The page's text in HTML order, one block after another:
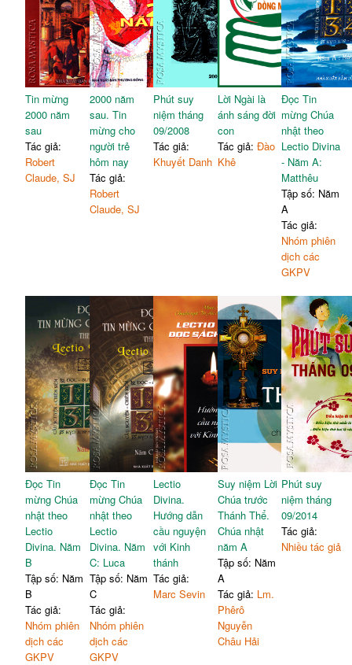
Tin mừng
2000 năm
sau
Tác giả:
Robert
Claude, SJ
2000 năm
sau. Tin
mừng cho
người trẻ
hôm nay
Tác giả:
Robert
Claude, SJ
Phút suy
niệm tháng
09/2008
Tác giả:
Khuyết Danh
Lời Ngài là
ánh sáng đời
con
Tác giả: Đào
Khê
Đọc Tin
mừng Chúa
nhật theo
Lectio Divina
- Năm A:
Matthêu
Tập số: Năm
A
Tác giả:
Nhóm phiên
dịch các
GKPV
Đọc Tin
mừng Chúa
nhật theo
Lectio
Divina. Năm
B
Tập số: Năm
B
Tác giả:
Nhóm phiên
dịch các
GKPV
Đọc Tin
mừng Chúa
nhật theo
Lectio
Divina. Năm
C: Luca
Tập số: Năm
C
Tác giả:
Nhóm phiên
dịch các
GKPV
Lectio
Divina.
Hướng dẫn
cầu nguyện
với Kinh
thánh
Tác giả:
Marc Sevin
Suy niệm Lời
Chúa trước
Thánh Thể.
Chúa nhật
năm A
Tập số: Năm
A
Tác giả: Lm.
Phêrô
Nguyễn
Châu Hải
Phút suy
niệm tháng
09/2014
Tác giả:
Nhiều tác giả